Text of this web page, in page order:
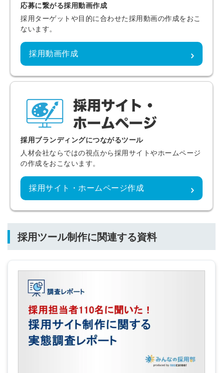
応募に繋がる採用動画作成
採用ターゲットや目的に合わせた採用動画の作成をおこ
ないます。
採用動画作成
採用ブランディングにつながるツール
人材会社ならではの視点から採用サイトやホームページ
の作成をおこないます。
採用サイト・ホームページ作成
採用ツール制作に関連する資料